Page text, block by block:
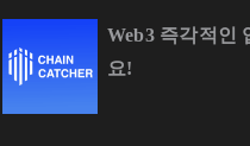
Web3 즉각적인
요!